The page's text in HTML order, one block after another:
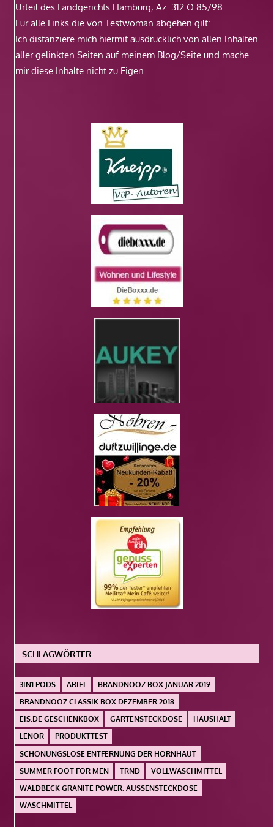
Urteil des Landgerichts Hamburg, Az. 312 O 85/98
Für alle Links die von Testwoman abgehen gilt:
Ich distanziere mich hiermit ausdrücklich von allen Inhalten
aller gelinkten Seiten auf meinem Blog/Seite und mache
mir diese Inhalte nicht zu Eigen.
SCHLAGWÖRTER
3IN1 PODS ARIEL
BRANDNOOZ BOX JANUAR 2019
BRANDNOOZ CLASSIK BOX DEZEMBER 2018
EIS.DE GESCHENKBOX
GARTENSTECKDOSE
HAUSHALT
LENOR
PRODUKTTEST
SCHONUNGSLOSE ENTFERNUNG DER HORNHAUT
SUMMER FOOT FOR MEN
TRND
VOLLWASCHMITTEL
WALDBECK GRANITE POWER. AUSSENSTECKDOSE
WASCHMITTEL